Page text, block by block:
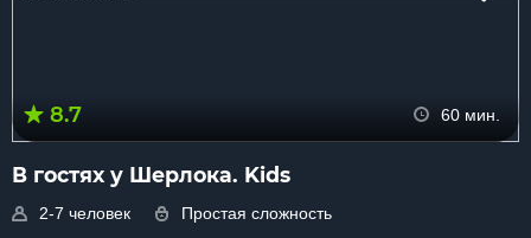
8.7 60 мин.
В гостях у Шерлока. Kids
2-7 человек
Простая сложность